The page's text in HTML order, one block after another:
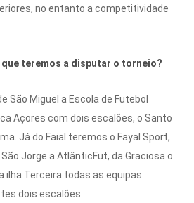
no entanto a competitividade
que teremos a disputar o torneio?
São Miguel a Escola de Futebol
Açores com dois escalões, o Santo
Já do Faial teremos o Fayal Sport,
Jorge a AtlânticFut, da Graciosa o
ilha Terceira todas as equipas
dois escalões.